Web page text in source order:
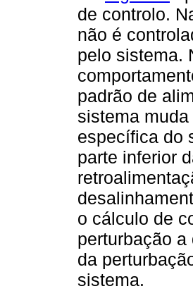
de controlo.
não é
pelo sistema.
padrão de
sistema
específica do
parte inferior
o cálculo de
perturbação
da
sistema.